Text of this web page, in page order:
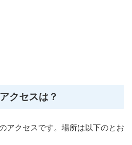
クセスは？
アクセスです。場所は以下のとお